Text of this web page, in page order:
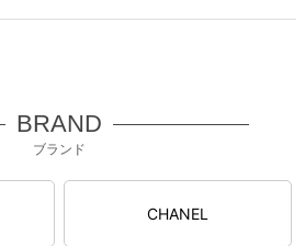
BRAND
ブランド
CHANEL